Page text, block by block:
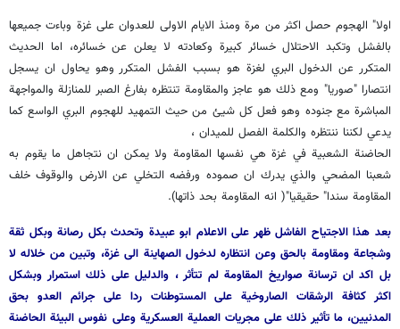
اولا" الهجوم حصل اكثر من مرة ومنذ الايام الاولى للعدوان على غزة وباءت جميعها
بالفشل وتكبد الاحتلال خسائر كبيرة وكعادته لا يعلن عن خسائره، اما الحديث
المتكرر عن الدخول البري لغزة هو بسبب الفشل المتكرر وهو يحاول ان يسجل
انتصارا "صوريا" ومع ذلك هو عاجز والمقاومة تنتظره بفارغ الصبر للمنازلة والمواجهة
المباشرة مع جنوده وهو فعل كل شيئ من حيث التمهيد للهجوم البري الواسع كما
يدعي لكننا ننتظره والكلمة الفصل للميدان ،
الحاضنة الشعبية في غزة هي نفسها المقاومة ولا يمكن ان نتجاهل ما يقوم به
شعبنا المضحي والذي يدرك ان صموده ورفضه التخلي عن الارض والوقوف خلف
المقاومة سندا" حقيقيا"( انه المقاومة بحد ذاتها).
بعد هذا الاجتياح الفاشل ظهر على الاعلام ابو عبيدة وتحدث بكل رصانة وبكل ثقة
وشجاعة ومقاومة بالحق وعن انتظاره لدخول الصهاينة الى غزة، وتبين من خلاله لا
بل اكد ان ترسانة صواريخ المقاومة لم تتأثر ، والدليل على ذلك استمرار وبشكل
اكثر كثافة الرشقات الصاروخية على المستوطنات ردا على جرائم العدو بحق
المدنيين، ما تأثير ذلك على مجريات العملية العسكرية وعلى نفوس البيئة الحاضنة